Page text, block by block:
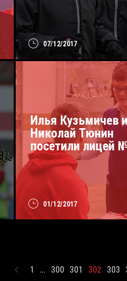
07/12/2017
01/12/2017
Илья Кузьмичев
Николай Тюнин
посетили лицей
1 ... 300 301 302 303